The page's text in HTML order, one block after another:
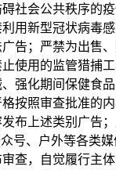
社会公共秩序的
用新型冠状病毒
告；严禁为出售
使用的监管猎捕工
强化期间保健食
按照审查批准的
布上述类别广告；
号、户外等各类
审查，自觉履行